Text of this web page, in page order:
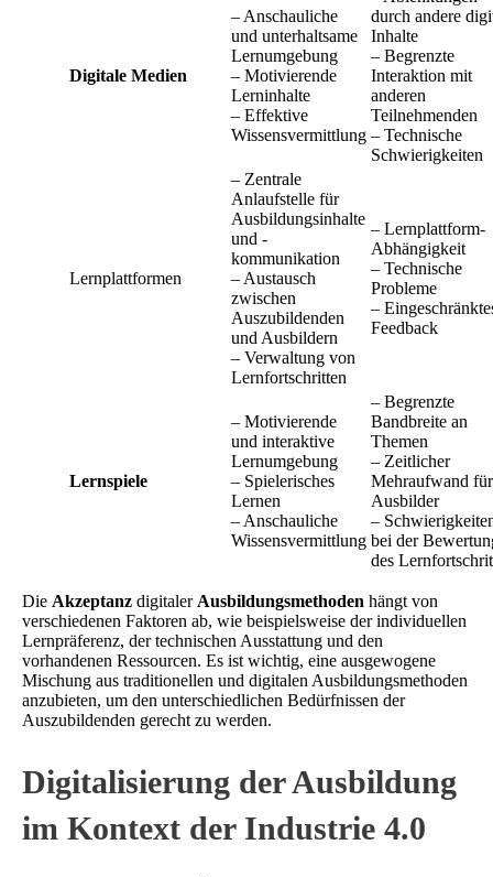
Digitale Medien
– Anschauliche
und unterhaltsame
Lernumgebung
– Motivierende
Lerninhalte
– Effektive
Wissensvermittlung
durch andere
Inhalte
– Begrenzte
Interaktion mit
anderen
Teilnehmenden
– Technische
Schwierigkeiten
Lernplattformen
– Zentrale
Anlaufstelle für
Ausbildungsinhalte
und -
kommunikation
– Austausch
zwischen
Auszubildenden
und Ausbildern
– Verwaltung von
Lernfortschritten
– Lernplattform-
Abhängigkeit
– Technische
Probleme
–
Feedback
Lernspiele
– Motivierende
und interaktive
Lernumgebung
– Spielerisches
Lernen
– Anschauliche
Wissensvermittlung
– Begrenzte
Bandbreite an
Themen
– Zeitlicher
Mehraufwand für
Ausbilder
–
bei der
des
Die Akzeptanz digitaler Ausbildungsmethoden hängt von
verschiedenen Faktoren ab, wie beispielsweise der individuellen
Lernpräferenz, der technischen Ausstattung und den
vorhandenen Ressourcen. Es ist wichtig, eine ausgewogene
Mischung aus traditionellen und digitalen Ausbildungsmethoden
anzubieten, um den unterschiedlichen Bedürfnissen der
Auszubildenden gerecht zu werden.
Digitalisierung der Ausbildung
im Kontext der Industrie 4.0